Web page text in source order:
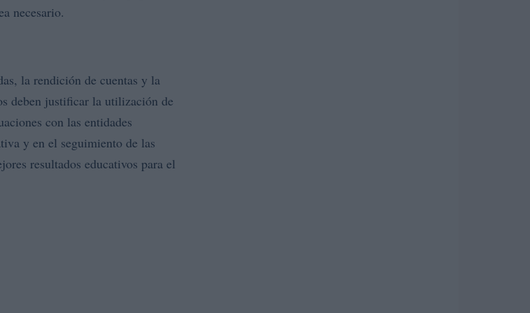
necesario.
la rendición de cuentas y la
deben justificar la utilización de
con las entidades
y en el seguimiento de las
resultados educativos para el